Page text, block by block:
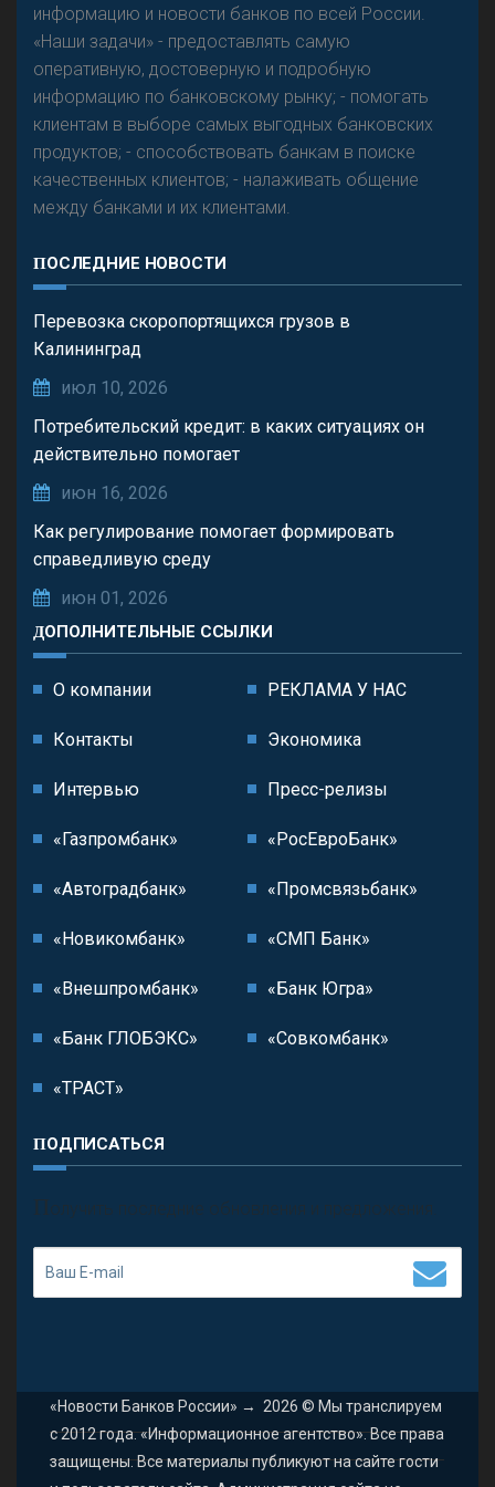
информацию и новости банков по всей России.
«Наши задачи» - предоставлять самую
оперативную, достоверную и подробную
информацию по банковскому рынку; - помогать
клиентам в выборе самых выгодных банковских
продуктов; - способствовать банкам в поиске
качественных клиентов; - налаживать общение
между банками и их клиентами.
ПОСЛЕДНИЕ НОВОСТИ
Перевозка скоропортящихся грузов в
Калининград
июл 10, 2026
Потребительский кредит: в каких ситуациях он
действительно помогает
июн 16, 2026
Как регулирование помогает формировать
справедливую среду
июн 01, 2026
ДОПОЛНИТЕЛЬНЫЕ ССЫЛКИ
О компании РЕКЛАМА У НАС
Контакты Экономика
Интервью Пресс-релизы
«Газпромбанк» «РосЕвроБанк»
«Автоградбанк» «Промсвязьбанк»
«Новикомбанк» «СМП Банк»
«Внешпромбанк» «Банк Югра»
«Банк ГЛОБЭКС» «Совкомбанк»
«ТРАСТ»
ПОДПИСАТЬСЯ
П олучить последние обновления и предложения.
«Новости Банков России» → 2026 © Мы транслируем
с 2012 года. «Информационное агентство». Все права
защищены. Все материалы публикуют на сайте гости